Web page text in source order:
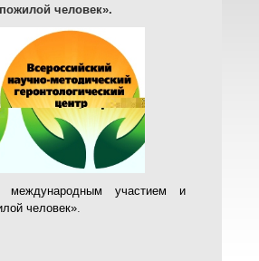
человек».
международным участием и
человек»